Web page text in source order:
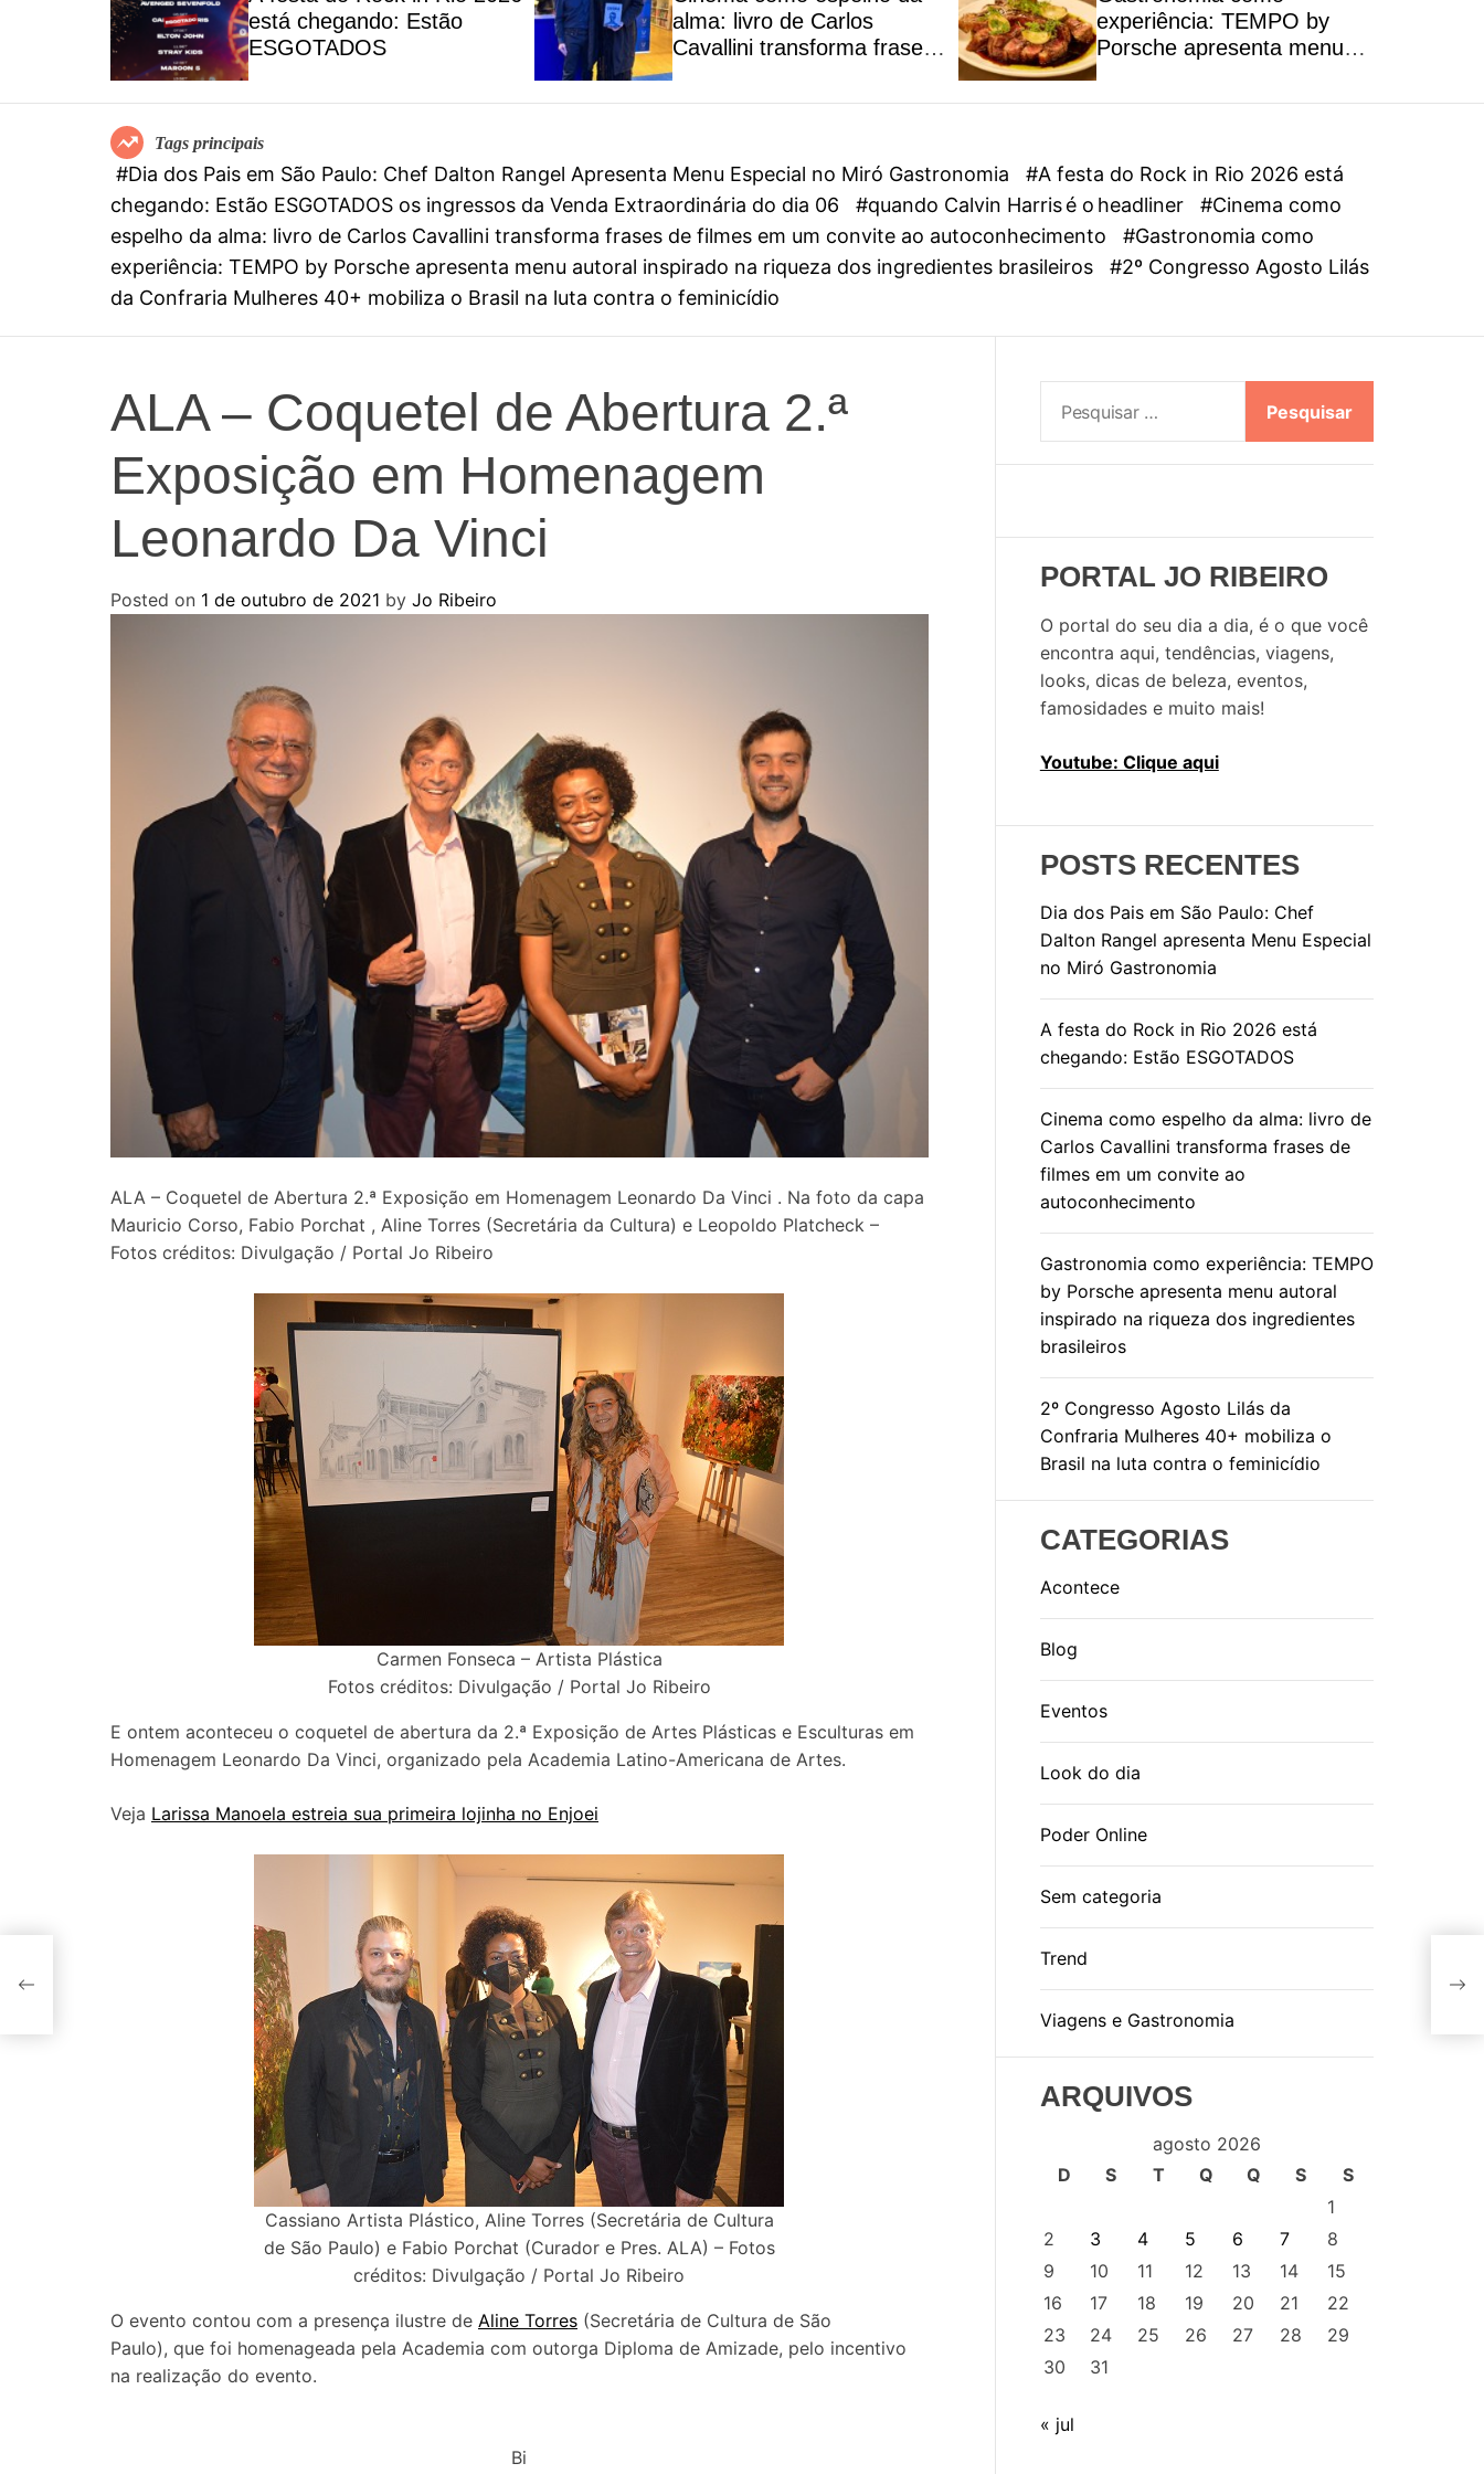
l
o
o
está chegando: Estão
ESGOTADOS
alma: livro de Carlos
Cavallini transforma frases
de filmes em um convite ao
autoconhecimento
experiência: TEMPO by
Porsche apresenta menu
autoral inspirado na riqueza
dos ingredientes brasileiros
Tags principais
#Dia dos Pais em São Paulo: Chef Dalton Rangel Apresenta Menu Especial no Miró Gastronomia
#A festa do Rock in Rio 2026 está
chegando: Estão ESGOTADOS os ingressos da Venda Extraordinária do dia 06
#quando Calvin Harris é o headliner
#Cinema como
espelho da alma: livro de Carlos Cavallini transforma frases de filmes em um convite ao autoconhecimento
#Gastronomia como
experiência: TEMPO by Porsche apresenta menu autoral inspirado na riqueza dos ingredientes brasileiros
#2º Congresso Agosto Lilás
da Confraria Mulheres 40+ mobiliza o Brasil na luta contra o feminicídio
ALA – Coquetel de Abertura 2.ª
Exposição em Homenagem
Leonardo Da Vinci
Posted on 1 de outubro de 2021 by Jo Ribeiro
ALA – Coquetel de Abertura 2.ª Exposição em Homenagem Leonardo Da Vinci . Na foto da capa
Mauricio Corso, Fabio Porchat , Aline Torres (Secretária da Cultura) e Leopoldo Platcheck –
Fotos créditos: Divulgação / Portal Jo Ribeiro
Carmen Fonseca – Artista Plástica
Fotos créditos: Divulgação / Portal Jo Ribeiro
E ontem aconteceu o coquetel de abertura da 2.ª Exposição de Artes Plásticas e Esculturas em
Homenagem Leonardo Da Vinci, organizado pela Academia Latino-Americana de Artes.
Veja Larissa Manoela estreia sua primeira lojinha no Enjoei
Cassiano Artista Plástico, Aline Torres (Secretária de Cultura
de São Paulo) e Fabio Porchat (Curador e Pres. ALA) – Fotos
créditos: Divulgação / Portal Jo Ribeiro
O evento contou com a presença ilustre de Aline Torres (Secretária de Cultura de São
Paulo), que foi homenageada pela Academia com outorga Diploma de Amizade, pelo incentivo
na realização do evento.
Bi
s
i
a
r
o
r
PORTAL JO RIBEIRO
O portal do seu dia a dia, é o que você
encontra aqui, tendências, viagens,
looks, dicas de beleza, eventos,
famosidades e muito mais!
Youtube: Clique aqui
POSTS RECENTES
Dia dos Pais em São Paulo: Chef
Dalton Rangel apresenta Menu Especial
no Miró Gastronomia
A festa do Rock in Rio 2026 está
chegando: Estão ESGOTADOS
Cinema como espelho da alma: livro de
Carlos Cavallini transforma frases de
filmes em um convite ao
autoconhecimento
Gastronomia como experiência: TEMPO
by Porsche apresenta menu autoral
inspirado na riqueza dos ingredientes
brasileiros
2º Congresso Agosto Lilás da
Confraria Mulheres 40+ mobiliza o
Brasil na luta contra o feminicídio
CATEGORIAS
Acontece
Blog
Eventos
Look do dia
Poder Online
Sem categoria
Trend
Viagens e Gastronomia
ARQUIVOS
agosto 2026
D
S T Q Q S
S
1
2
3 4 5 6 7
8
9
10 11 12 13 14
15
16
17 18 19 20 21
22
23
24 25 26 27 28
29
30
31
« jul
o